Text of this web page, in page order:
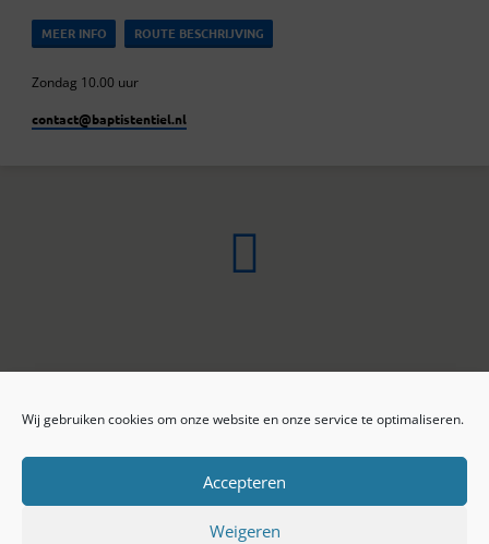
Wij gebruiken cookies om onze website en onze service te optimaliseren.
Accepteren
Weigeren
MEER INFO ROUTE BESCHRIJVING
Zondag 10.00 uur
contact​@baptistentiel.nl
ONLINE ARCHIEF
Privacy beleid